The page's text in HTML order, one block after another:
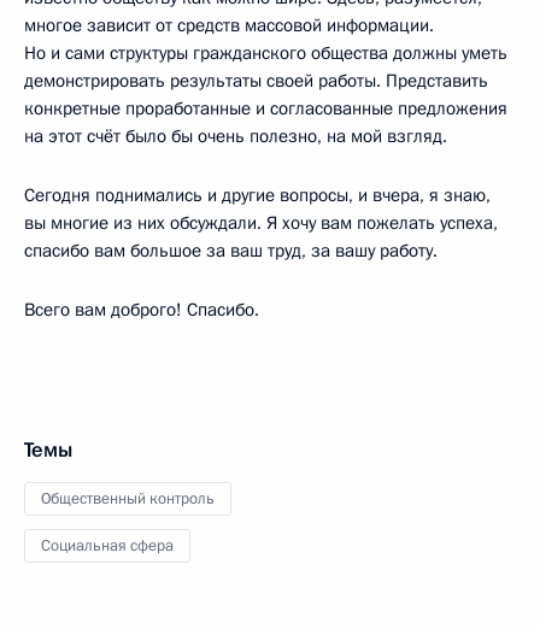
многое зависит от средств массовой информации.
Но и сами структуры гражданского общества должны уметь
демонстрировать результаты своей работы. Представить
конкретные проработанные и согласованные предложения
на этот счёт было бы очень полезно, на мой взгляд.
Сегодня поднимались и другие вопросы, и вчера, я знаю,
вы многие из них обсуждали. Я хочу вам пожелать успеха,
спасибо вам большое за ваш труд, за вашу работу.
Всего вам доброго! Спасибо.
Темы
Общественный контроль
Социальная сфера